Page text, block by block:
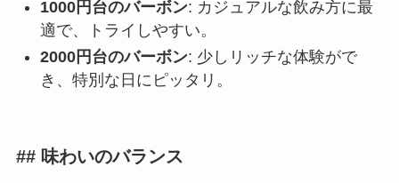
1000円台のバーボン: カジュアルな飲み方に最
適で、トライしやすい。
2000円台のバーボン: 少しリッチな体験がで
き、特別な日にピッタリ。
## 味わいのバランス